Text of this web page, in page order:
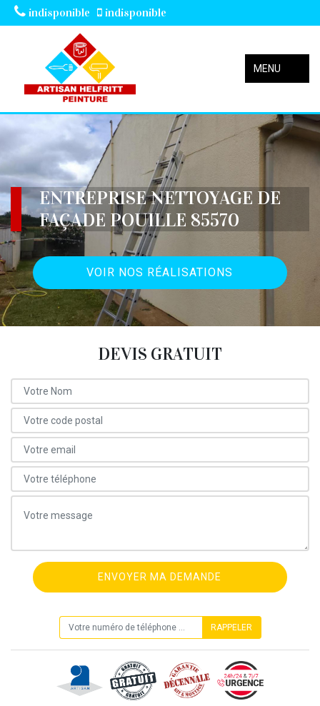
indisponible indisponible
MENU
ENTREPRISE NETTOYAGE DE
FAÇADE POUILLE 85570
VOIR NOS RÉALISATIONS
DEVIS GRATUIT